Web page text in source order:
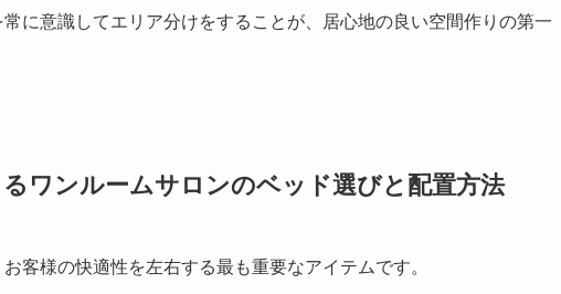
に意識してエリア分けをすることが、居心地の良い空間作りの第一
ワンルームサロンのベッド選びと配置方法
客様の快適性を左右する最も重要なアイテムです。